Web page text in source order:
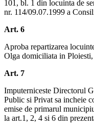
101, bl. 1 din locuinta de
nr. 114/09.07.1999 a
Art. 6
Aproba repartizarea
Olga domiciliata in
Art. 7
Imputerniceste Directorul
Public si Privat sa incheie
emise de primarul
la art.1, 2, 4 si 6 din